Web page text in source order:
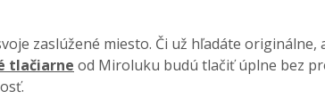
zaslúžené miesto. Či už hľadáte
tlačiarne od Miroluku budú tlačiť úplne bez